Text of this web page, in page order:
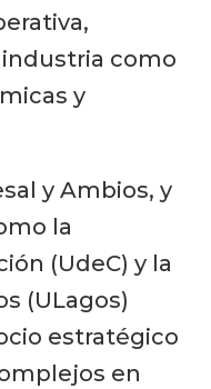
como
y
y Ambios, y
la
(UdeC) y la
(ULagos)
estratégico
en